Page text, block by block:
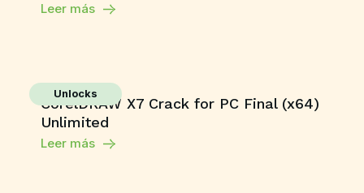
Leer más
Unlocks
CorelDRAW X7 Crack for PC Final (x64)
Unlimited
Leer más